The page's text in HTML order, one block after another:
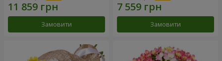
Замовити Замовити